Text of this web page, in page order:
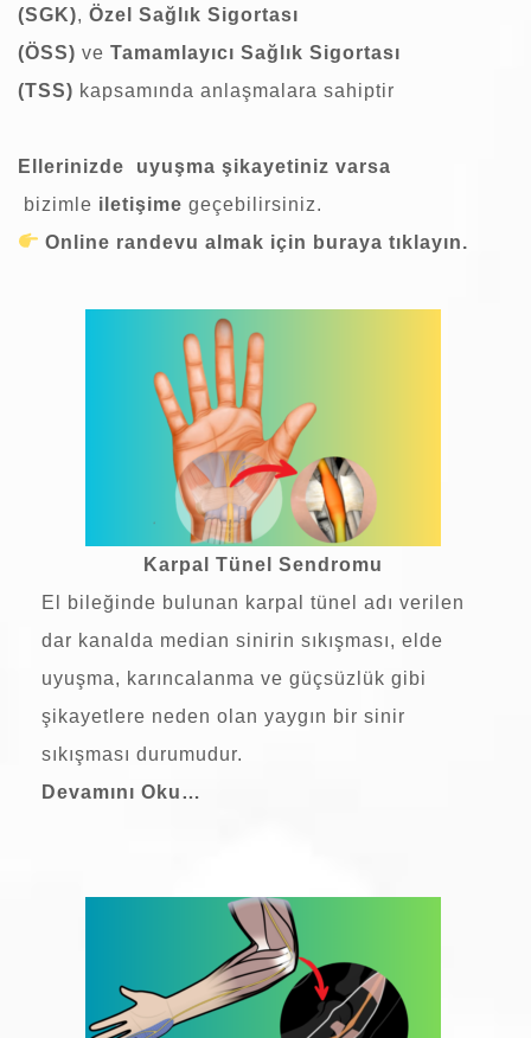
(SGK), Özel Sağlık Sigortası
(ÖSS) ve Tamamlayıcı Sağlık Sigortası
(TSS) kapsamında anlaşmalara sahiptir
Ellerinizde uyuşma şikayetiniz varsa
bizimle iletişime geçebilirsiniz.
Online randevu almak için buraya tıklayın.
Karpal Tünel Sendromu
El bileğinde bulunan karpal tünel adı verilen
dar kanalda median sinirin sıkışması, elde
uyuşma, karıncalanma ve güçsüzlük gibi
şikayetlere neden olan yaygın bir sinir
sıkışması durumudur.
Devamını Oku…